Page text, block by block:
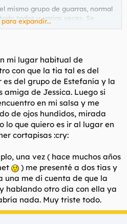
mismo grupo de guarras, normal
todos y varias veces. Se
grupos de tias y pasando de hacer
Lynch, y todavia estas
expandir...
mi lugar habitual de
con que la tia tal es del
del grupo de Estefanía y la
amiga de Jessica. Luego si
en mi salsa y me
de ojos hundidos, mirada
lo que quiero es ir al lugar en
cortapisas :cry:
una vez ( hace muchos años
) me presenté a dos tias y
una me di cuenta de que la
hablando otro dia con ella ya
nada. Muy triste todo.